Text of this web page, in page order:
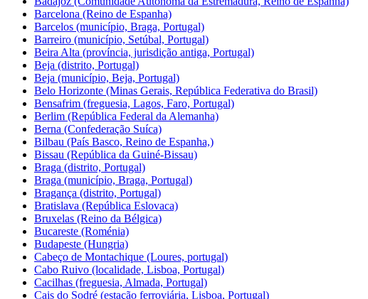
Barcelona (Reino de Espanha)
Barcelos (município, Braga, Portugal)
Barreiro (município, Setúbal, Portugal)
Beira Alta (província, jurisdição antiga, Portugal)
Beja (distrito, Portugal)
Beja (município, Beja, Portugal)
Belo Horizonte (Minas Gerais, República Federativa do Brasil)
Bensafrim (freguesia, Lagos, Faro, Portugal)
Berlim (República Federal da Alemanha)
Berna (Confederação Suíca)
Bilbau (País Basco, Reino de Espanha,)
Bissau (República da Guiné-Bissau)
Braga (distrito, Portugal)
Braga (município, Braga, Portugal)
Bragança (distrito, Portugal)
Bratislava (República Eslovaca)
Bruxelas (Reino da Bélgica)
Bucareste (Roménia)
Budapeste (Hungria)
Cabeço de Montachique (Loures, portugal)
Cabo Ruivo (localidade, Lisboa, Portugal)
Cacilhas (freguesia, Almada, Portugal)
Cais do Sodré (estação ferroviária, Lisboa, Portugal)